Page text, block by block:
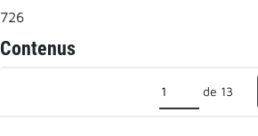
726
Contenus
de 13